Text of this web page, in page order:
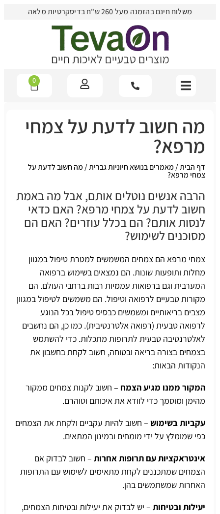
משלוח חינם בהזמנה מעל 260 ש"ח בדיסקרטיות מלאה
0
מה חשוב לדעת על צמחי
מרפא?
דף הבית/ מאמרים בנושא חיוניות גברית/ מה חשוב לדעת על
צמחי מרפא?
הרבה אנשים נוטלים אותם, אבל מה באמת
חשוב לדעת על צמחי מרפא? האם כדאי
לנסות אותם? הם בכלל עוזרים? האם הם
מסוכנים לשימוש?
צמחי מרפא הם צמחים המשמשים למטרת טיפול במגוון
מחלות ותופעות שונות. הם נמצאים בשימוש ברפואה
המערבית וגם ברפואות עממיות רבות ברחבי העולם. הם
מקורות טבעיים לרפואה וטיפול. הם משמשים לטיפול במגוון
מצבים בריאותיים ומשמשים כבסיס טיפול בכל הנוגע
לרפואה טבעית (רפואה אלטרנטיבית). כמו כן, הם נחשבים
לאלטרנטיבה טבעית לתרופות מתכלות. כדי להשתמש
בצמחים בצורה בריאה ובטוחה, חשוב לקחת בחשבון את
הנקודות הבאות:
המקור ממנו מגיע הצמח – חשוב לקנות צמחים ממקור
מהימן ומוסמך כדי לוודא את איכותם וטוהרם.
עקביות בשימוש– חשוב להיות עקביים ולקחת את הצמחים
כפי שמומלץ על ידי מומחים ובמינון המתאים.
אינטראקציות עם תרופות אחרות– חשוב לבדוק אם
הצמחים שמתכננים לקחת מתאימים לשימוש עם התרופות
האחרות שמשתמשים בהן.
יעילות ובטיחות– יש לבדוק את יעילות ובטיחות הצמחים,